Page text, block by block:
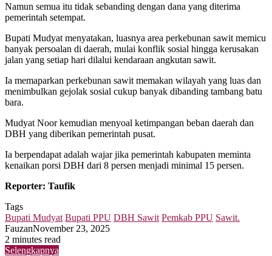
Namun semua itu tidak sebanding dengan dana yang diterima
pemerintah setempat.
Bupati Mudyat menyatakan, luasnya area perkebunan sawit memicu
banyak persoalan di daerah, mulai konflik sosial hingga kerusakan
jalan yang setiap hari dilalui kendaraan angkutan sawit.
Ia memaparkan perkebunan sawit memakan wilayah yang luas dan
menimbulkan gejolak sosial cukup banyak dibanding tambang batu
bara.
Mudyat Noor kemudian menyoal ketimpangan beban daerah dan
DBH yang diberikan pemerintah pusat.
Ia berpendapat adalah wajar jika pemerintah kabupaten meminta
kenaikan porsi DBH dari 8 persen menjadi minimal 15 persen.
Reporter: Taufik
Tags
Bupati Mudyat Bupati PPU DBH Sawit Pemkab PPU Sawit.
FauzanNovember 23, 2025
2 minutes read
Selengkapnya